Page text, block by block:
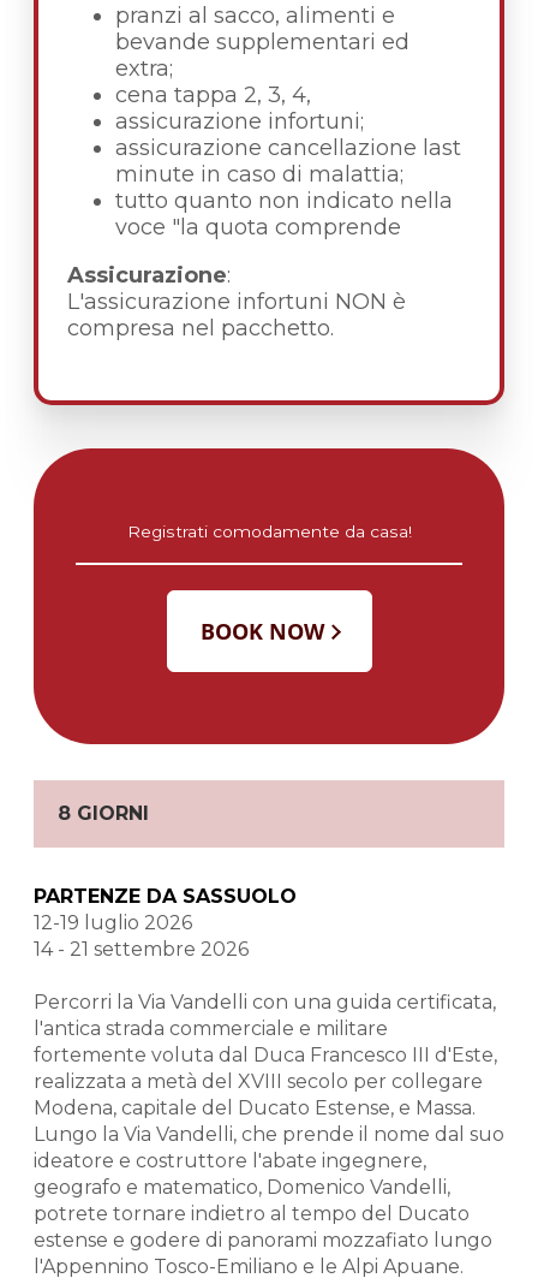
pranzi al sacco, alimenti e
bevande supplementari ed
extra;
cena tappa 2, 3, 4,
assicurazione infortuni;
assicurazione cancellazione last
minute in caso di malattia;
tutto quanto non indicato nella
voce "la quota comprende
Assicurazione:
L'assicurazione infortuni NON è
compresa nel pacchetto.
Registrati comodamente da casa!
8 GIORNI
PARTENZE DA SASSUOLO
12-19 luglio 2026
14 - 21 settembre 2026
Percorri la Via Vandelli con una guida certificata,
l'antica strada commerciale e militare
fortemente voluta dal Duca Francesco III d'Este,
realizzata a metà del XVIII secolo per collegare
Modena, capitale del Ducato Estense, e Massa.
Lungo la Via Vandelli, che prende il nome dal suo
ideatore e costruttore l'abate ingegnere,
geografo e matematico, Domenico Vandelli,
potrete tornare indietro al tempo del Ducato
estense e godere di panorami mozzafiato lungo
l'Appennino Tosco-Emiliano e le Alpi Apuane.